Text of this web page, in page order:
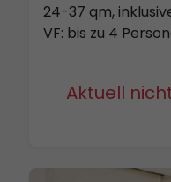
24-37 qm,
VF: bis zu 4
Aktuell